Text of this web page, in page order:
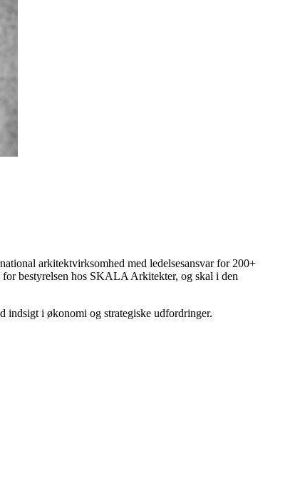
arkitektvirksomhed med ledelsesansvar for 200+
bestyrelsen hos SKALA Arkitekter, og skal i den
indsigt i økonomi og strategiske udfordringer.